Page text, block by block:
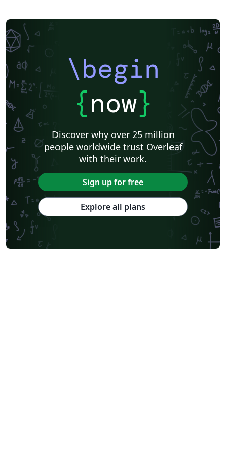
\begin
{now}
Discover why over 25 million
people worldwide trust Overleaf
with their work.
Sign up for free
Explore all plans